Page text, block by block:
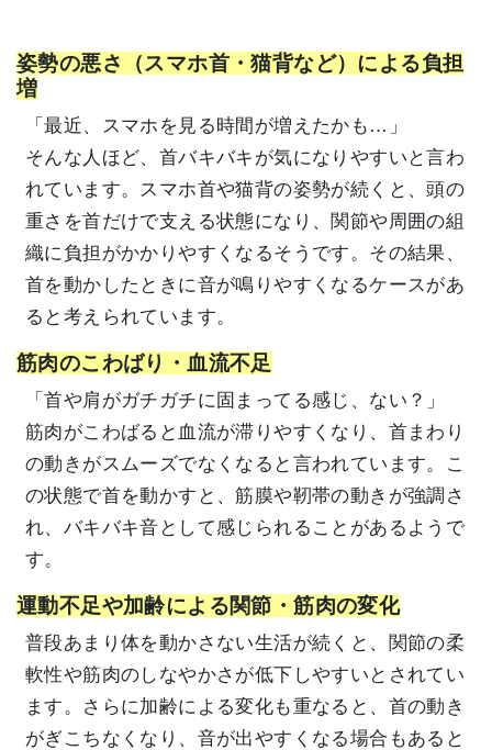
姿勢の悪さ（スマホ首・猫背など）による負担
増
「最近、スマホを見る時間が増えたかも…」
そんな人ほど、首バキバキが気になりやすいと言わ
れています。スマホ首や猫背の姿勢が続くと、頭の
重さを首だけで支える状態になり、関節や周囲の組
織に負担がかかりやすくなるそうです。その結果、
首を動かしたときに音が鳴りやすくなるケースがあ
ると考えられています。
筋肉のこわばり・血流不足
「首や肩がガチガチに固まってる感じ、ない？」
筋肉がこわばると血流が滞りやすくなり、首まわり
の動きがスムーズでなくなると言われています。こ
の状態で首を動かすと、筋膜や靭帯の動きが強調さ
れ、バキバキ音として感じられることがあるようで
す。
運動不足や加齢による関節・筋肉の変化
普段あまり体を動かさない生活が続くと、関節の柔
軟性や筋肉のしなやかさが低下しやすいとされてい
ます。さらに加齢による変化も重なると、首の動き
がぎこちなくなり、音が出やすくなる場合もあると